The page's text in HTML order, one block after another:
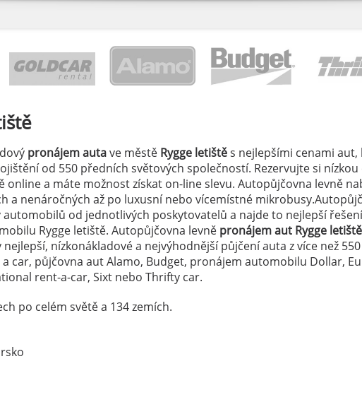
pronájem autave městě Rygge letištěs nejlepšími cenami aut,
od 550 předních světových společností. Rezervujte si nízkou
online a máte možnost získat on-line slevu. Autopůjčovna levně
a nenáročných až po luxusní nebo vícemístné
od jednotlivých poskytovatelů a najde to nejlepší řešení
Rygge letiště. Autopůjčovna levně pronájem aut Rygge letiště
nízkonákladové a nejvýhodnější půjčení auta z více než 550
car, půjčovna aut Alamo, Budget, pronájem automobilu Dollar,
rent-a-car, Sixt nebo Thrifty car.
po celém světě a 134 zemích.